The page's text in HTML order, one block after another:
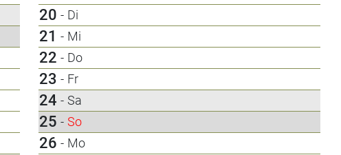
20 - Di
21 - Mi
22 - Do
23 - Fr
24 - Sa
25 - So
26 - Mo